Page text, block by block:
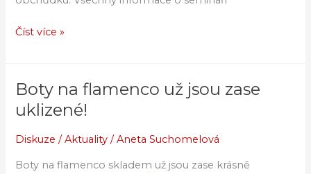
Číst více »
Boty na flamenco už jsou zase
uklizené!
Diskuze /Aktuality /Aneta Suchomelová
Boty na flamenco skladem už jsou zase krásně
Boty
flamenco
už
zase